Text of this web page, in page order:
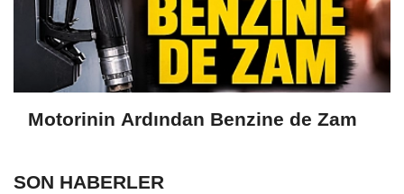
Motorinin Ardından Benzine de Zam
SON HABERLER